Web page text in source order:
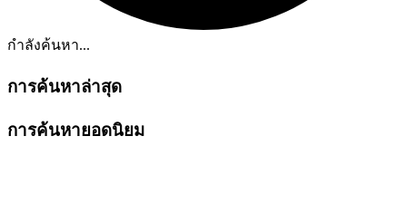
กำลังค้นหา...
การค้นหาล่าสุด
การค้นหายอดนิยม